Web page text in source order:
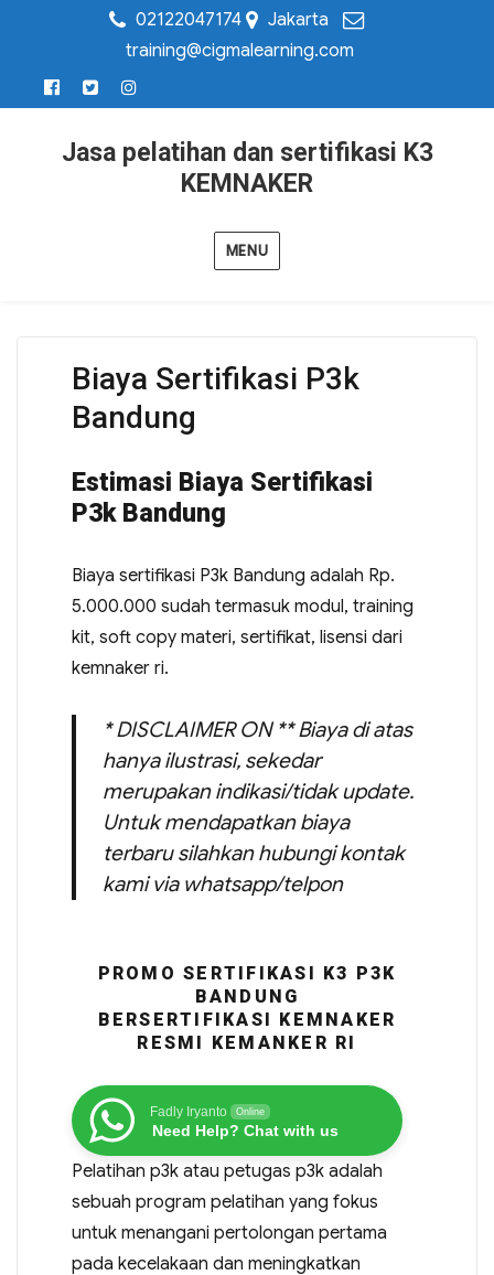
02122047174
Jakarta
training@cigmalearning.com
Jasa pelatihan dan sertifikasi K3
KEMNAKER
MENU
Biaya Sertifikasi P3k
Bandung
Estimasi Biaya Sertifikasi
P3k Bandung
Biaya sertifikasi P3k Bandung adalah Rp.
5.000.000 sudah termasuk modul, training
kit, soft copy materi, sertifikat, lisensi dari
kemnaker ri.
* DISCLAIMER ON ** Biaya di atas
hanya ilustrasi, sekedar
merupakan indikasi/tidak update.
Untuk mendapatkan biaya
terbaru silahkan hubungi kontak
kami via whatsapp/telpon
PROMO SERTIFIKASI K3 P3K
BANDUNG
BERSERTIFIKASI KEMNAKER
RESMI KEMANKER RI
Fadly Iryanto Online
Need Help? Chat with us
Pelatihan p3k atau petugas p3k adalah
sebuah program pelatihan yang fokus
untuk menangani pertolongan pertama
pada kecelakaan dan meningkatkan